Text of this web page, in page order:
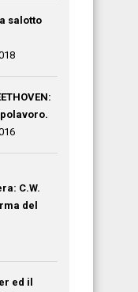
salotto
C.W.
del
ed il